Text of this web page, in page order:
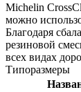
Michelin
можно
Благодаря
резиновой
всех видах
Типоразмеры